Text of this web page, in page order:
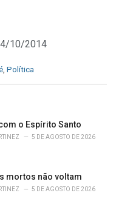
10/2014
, Política
o Espírito Santo
5 DE AGOSTO DE 2026
mortos não voltam
5 DE AGOSTO DE 2026